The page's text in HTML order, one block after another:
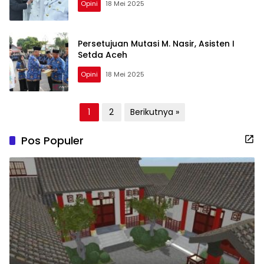
Opini 18 Mei 2025
Persetujuan Mutasi M. Nasir, Asisten I
Setda Aceh
Opini 18 Mei 2025
1 2 Berikutnya »
Pos Populer